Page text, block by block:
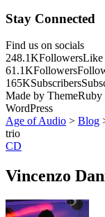
Stay Connected
Find us on socials
248.1KFollowersLike
61.1KFollowers
165KSubscribers
Made by
WordPress
Age of Audio > Blog
trio
CD
Vincenzo